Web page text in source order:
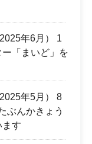
年6月） 1
「まいど」を
年5月） 8
ぶんかきょう
す